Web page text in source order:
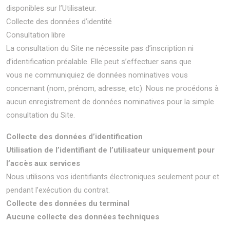
disponibles sur l’Utilisateur.
Collecte des données d’identité
Consultation libre
La consultation du Site ne nécessite pas d’inscription ni
d’identification préalable. Elle peut s’effectuer sans que
vous ne communiquiez de données nominatives vous
concernant (nom, prénom, adresse, etc). Nous ne procédons à
aucun enregistrement de données nominatives pour la simple
consultation du Site.
Collecte des données d’identification
Utilisation de l’identifiant de l’utilisateur uniquement pour
l’accès aux services
Nous utilisons vos identifiants électroniques seulement pour et
pendant l’exécution du contrat.
Collecte des données du terminal
Aucune collecte des données techniques